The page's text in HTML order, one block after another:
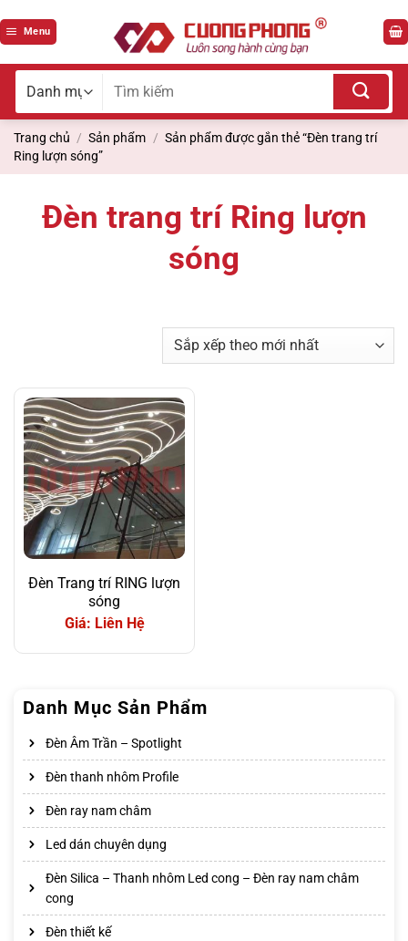
qua
Menu
Tìm
Trang chủ / Sản phẩm / Sản phẩm được gắn thẻ “Đèn trang trí
Ring lượn sóng”
Danh Mục Sản Phẩm
Đèn Âm Trần – Spotlight
Đèn thanh nhôm Profile
Đèn ray nam châm
Led dán chuyên dụng
Đèn Silica – Thanh nhôm Led cong – Đèn ray nam châm
cong
Đèn thiết kế
Đèn trang trí Ring lượn
sóng
Đèn Trang trí RING lượn
sóng
Giá: Liên Hệ